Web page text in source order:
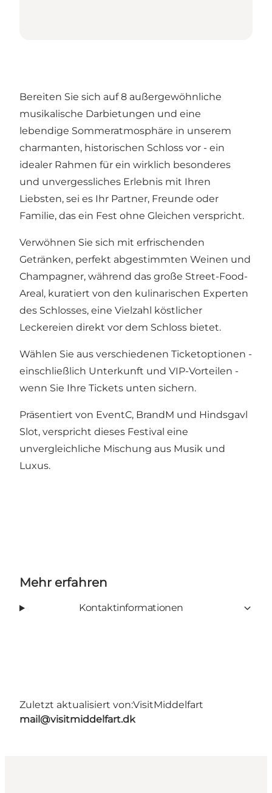
Bereiten Sie sich auf 8 außergewöhnliche
musikalische Darbietungen und eine
lebendige Sommeratmosphäre in unserem
charmanten, historischen Schloss vor - ein
idealer Rahmen für ein wirklich besonderes
und unvergessliches Erlebnis mit Ihren
Liebsten, sei es Ihr Partner, Freunde oder
Familie, das ein Fest ohne Gleichen verspricht.
Verwöhnen Sie sich mit erfrischenden
Getränken, perfekt abgestimmten Weinen und
Champagner, während das große Street-Food-
Areal, kuratiert von den kulinarischen Experten
des Schlosses, eine Vielzahl köstlicher
Leckereien direkt vor dem Schloss bietet.
Wählen Sie aus verschiedenen Ticketoptionen -
einschließlich Unterkunft und VIP-Vorteilen -
wenn Sie Ihre Tickets unten sichern.
Präsentiert von EventC, BrandM und Hindsgavl
Slot, verspricht dieses Festival eine
unvergleichliche Mischung aus Musik und
Luxus.
Mehr erfahren
Kontaktinformationen
Zuletzt aktualisiert von:VisitMiddelfart
mail@visitmiddelfart.dk